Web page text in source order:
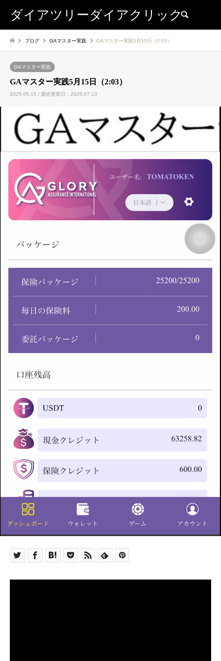
ダイアツリーダイアクリック
ブログ GAマスター実践 GAマスター実践5月15日（2:03）
GAマスター実践
GAマスター実践5月15日（2:03）
2025.05.15 / 最終更新日：2025.07.13